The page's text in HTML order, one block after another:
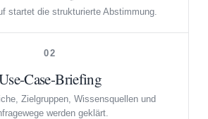
startet die strukturierte Abstimmung.
02
Case-Briefing
Zielgruppen, Wissensquellen und
werden geklärt.